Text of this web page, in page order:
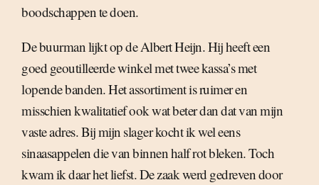
boodschappen te doen.
De buurman lijkt op de Albert Heijn. Hij heeft een
goed geoutilleerde winkel met twee kassa’s met
lopende banden. Het assortiment is ruimer en
misschien kwalitatief ook wat beter dan dat van mijn
vaste adres. Bij mijn slager kocht ik wel eens
sinaasappelen die van binnen half rot bleken. Toch
kwam ik daar het liefst. De zaak werd gedreven door